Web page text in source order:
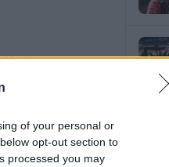
of your personal or
opt-out section to
processed you may
órás